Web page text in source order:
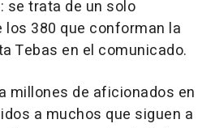
se trata de un solo
380 que conforman la
Tebas en el comunicado.
millones de aficionados en
a muchos que siguen a